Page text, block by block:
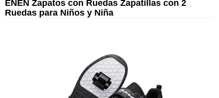
ENEN Zapatos con Ruedas Zapatillas con 2
Ruedas para Niños y Niña